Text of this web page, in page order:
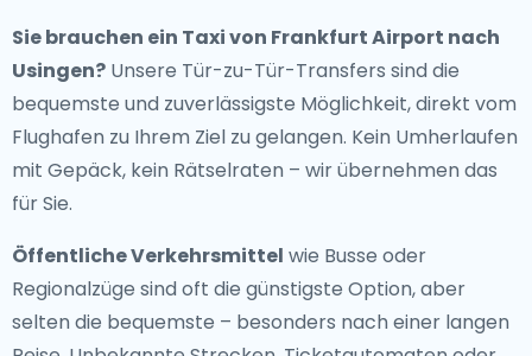
Sie brauchen ein Taxi von Frankfurt Airport nach
Usingen? Unsere Tür-zu-Tür-Transfers sind die
bequemste und zuverlässigste Möglichkeit, direkt vom
Flughafen zu Ihrem Ziel zu gelangen. Kein Umherlaufen
mit Gepäck, kein Rätselraten – wir übernehmen das
für Sie.
Öffentliche Verkehrsmittel wie Busse oder
Regionalzüge sind oft die günstigste Option, aber
selten die bequemste – besonders nach einer langen